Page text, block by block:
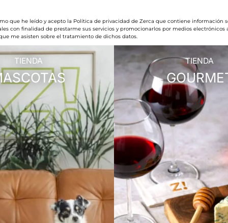
que he leído y acepto la Política de privacidad de Zerca que contiene información
con finalidad de prestarme sus servicios y promocionarlos por medios electrónicos
me asisten sobre el tratamiento de dichos datos.
TIENDA TIENDA